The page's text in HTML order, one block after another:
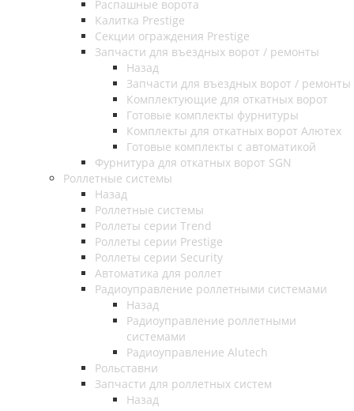
Распашные ворота
Калитка Prestige
Секции ограждения Prestige
Запчасти для въездных ворот / ремонты
Назад
Запчасти для въездных ворот / ремонты
Комплектующие для откатных ворот
Готовые комплекты фурнитуры
Комплекты для откатных ворот Алютех
Готовые комплекты с автоматикой
Фурнитура для откатных ворот SGN
Роллетные системы
Назад
Роллетные системы
Роллеты серии Trend
Роллеты серии Prestige
Роллеты серии Security
Автоматика для роллет
Радиоуправление роллетными системами
Назад
Радиоуправление роллетными
системами
Радиоуправление Alutech
Рольставни
Запчасти для роллетных систем
Назад